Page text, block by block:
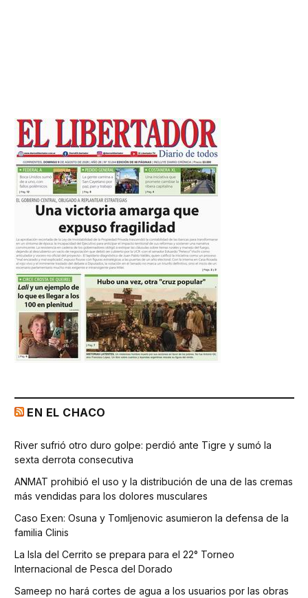
EN EL CHACO
River sufrió otro duro golpe: perdió ante Tigre y sumó la
sexta derrota consecutiva
ANMAT prohibió el uso y la distribución de una de las cremas
más vendidas para los dolores musculares
Caso Exen: Osuna y Tomljenovic asumieron la defensa de la
familia Clinis
La Isla del Cerrito se prepara para el 22° Torneo
Internacional de Pesca del Dorado
Sameep no hará cortes de agua a los usuarios por las obras